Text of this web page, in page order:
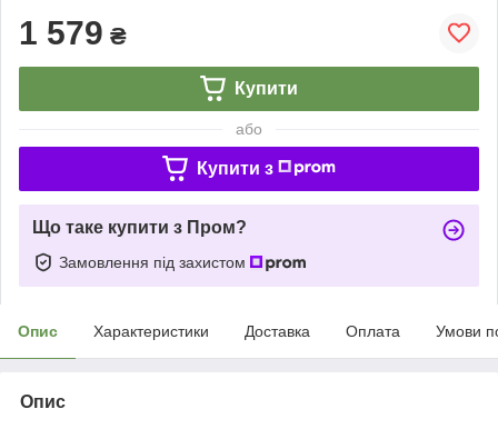
1 579 ₴
Купити
або
Купити з
Що таке купити з Пром?
Замовлення під захистом
Опис Характеристики Доставка Оплата Умови
Опис